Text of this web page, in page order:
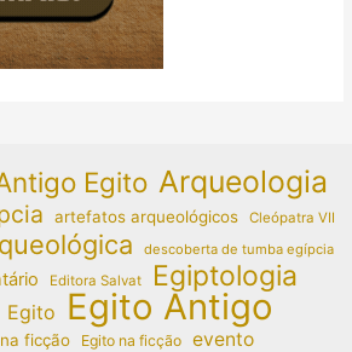
Egito Arqueologia
artefatos arqueológicos Cleópatra VII
descoberta de tumba egípcia
Editora Salvat Egiptologia
Egito Egito Antigo
ficção Egito na ficção evento